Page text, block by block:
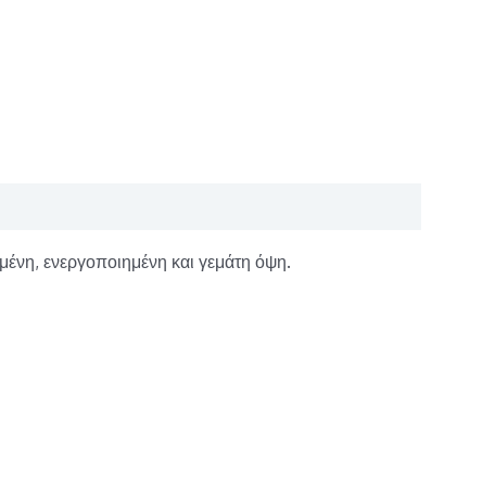
ενεργοποιημένη και γεμάτη όψη.